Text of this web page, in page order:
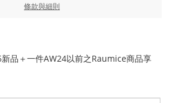
條款與細則
新品＋一件AW24以前之Raumice商品享